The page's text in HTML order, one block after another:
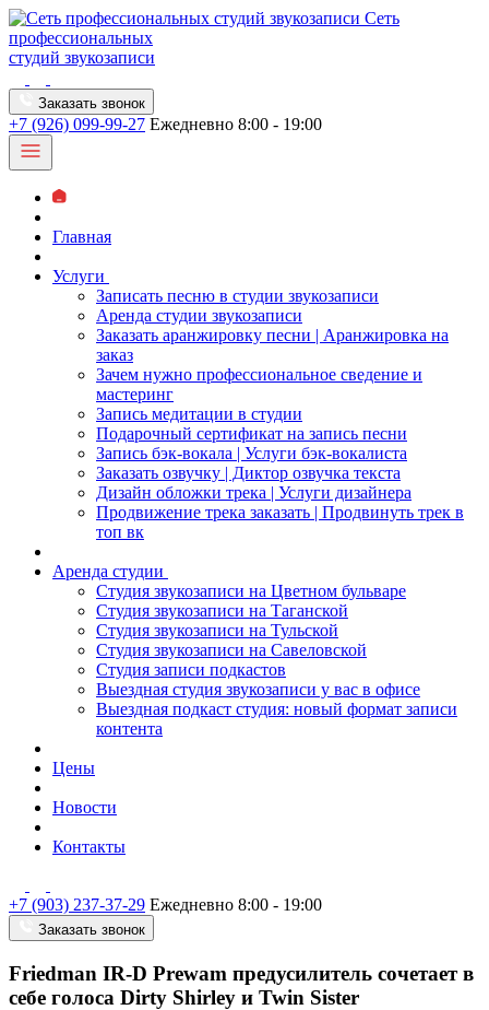
Сеть
профессиональных
студий звукозаписи
Заказать звонок
+7 (926) 099-99-27 Ежедневно 8:00 - 19:00
Главная
Услуги
Записать песню в студии звукозаписи
Аренда студии звукозаписи
Заказать аранжировку песни | Аранжировка на
заказ
Зачем нужно профессиональное сведение и
мастеринг
Запись медитации в студии
Подарочный сертификат на запись песни
Запись бэк-вокала | Услуги бэк-вокалиста
Заказать озвучку | Диктор озвучка текста
Дизайн обложки трека | Услуги дизайнера
Продвижение трека заказать | Продвинуть трек в
топ вк
Аренда студии
Студия звукозаписи на Цветном бульваре
Студия звукозаписи на Таганской
Студия звукозаписи на Тульской
Студия звукозаписи на Савеловской
Студия записи подкастов
Выездная студия звукозаписи у вас в офисе
Выездная подкаст студия: новый формат записи
контента
Цены
Новости
Контакты
+7 (903) 237-37-29 Ежедневно 8:00 - 19:00
Заказать звонок
Friedman IR-D Prewam предусилитель сочетает в
себе голоса Dirty Shirley и Twin Sister